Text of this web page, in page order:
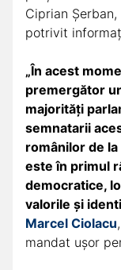
Ciprian
potrivit
„În acest
premergător
majorități
semnatarii
românilor de
este în primul
democratice,
valorile și
Marcel Ciolacu
mandat ușor